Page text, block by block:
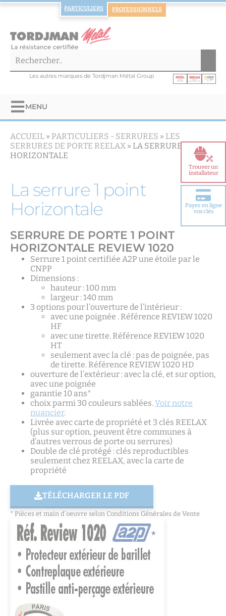
PARTICULIERS PROFESSIONNELS
Les autres marques de Tordjman Métal Group
MENU
Trouver un
installateur
Choisir votre
Payez en ligne
vos clés
ACCUEIL » PARTICULIERS - SERRURES » LES
SERRURES DE PORTE REELAX » LA SERRURE 1 POINT
HORIZONTALE
La serrure 1 point
Horizontale
SERRURE DE PORTE 1 POINT
HORIZONTALE REVIEW 1020
Serrure 1 point certifiée A2P une étoile par le
CNPP
Dimensions :
hauteur : 100 mm
largeur : 140 mm
3 options pour l’ouverture de l’intérieur :
avec une poignée . Référence REVIEW 1020
HF
avec une tirette. Référence REVIEW 1020
HT
seulement avec la clé : pas de poignée, pas
de tirette. Référence REVIEW 1020 HD
ouverture de l’extérieur : avec la clé, et sur option,
avec une poignée
garantie 10 ans*
choix parmi 30 couleurs sablées.Voir notre
nuancier.
Livrée avec carte de propriété et 3 clés REELAX
(plus sur option, peuvent être communes à
d’autres verrous de porte ou serrures)
Double de clé protégé : clés reproductibles
seulement chez REELAX, avec la carte de
propriété
TÉLÉCHARGER LE PDF
* Pièces et main d’oeuvre selon Conditions Générales de Vente